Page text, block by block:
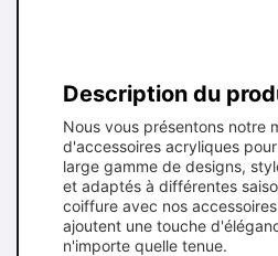
Description du
Nous vous présentons notre
d'accessoires acryliques
large gamme de designs,
et adaptés à différentes
coiffure avec nos
ajoutent une touche
n'importe quelle tenue.